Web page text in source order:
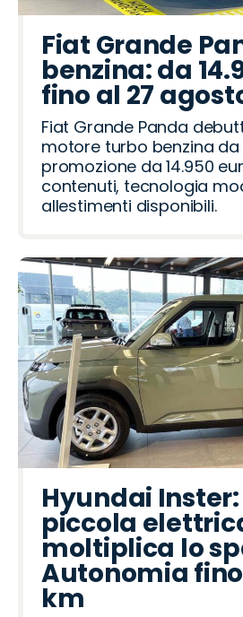
Fiat Grande
benzina: da
fino al 27
Fiat Grande Panda
motore turbo benzina da
promozione da 14.950
contenuti, tecnologia
allestimenti disponibili.
Hyundai
piccola
moltiplica lo
Autonomia
km